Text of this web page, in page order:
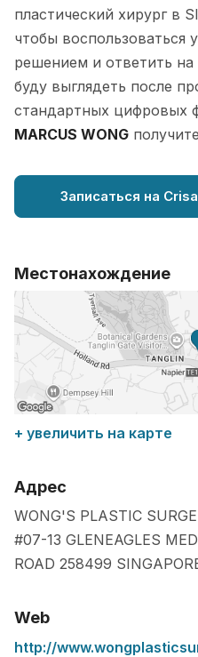
пластический хирург в
чтобы воспользоваться
решением и ответить
буду выглядеть после
стандартных цифровых
MARCUS WONG
Записаться на
Местонахождение
+ увеличить на карте
Адрес
WONG'S PLASTIC
#07-13 GLENEAGLES
ROAD 258499
Web
http://